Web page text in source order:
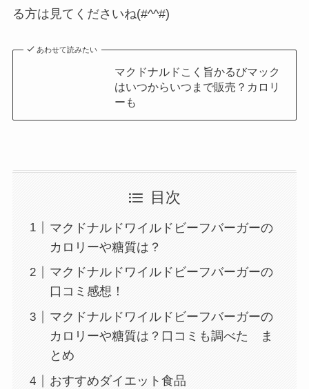
る方は見てくださいね(#^^#)
あわせて読みたい
マクドナルドこく旨かるびマック
はいつからいつまで販売？カロリ
ーも
目次
マクドナルドワイルドビーフバーガーの
カロリーや糖質は？
マクドナルドワイルドビーフバーガーの
口コミ感想！
マクドナルドワイルドビーフバーガーの
カロリーや糖質は？口コミも調べた ま
とめ
おすすめダイエット食品